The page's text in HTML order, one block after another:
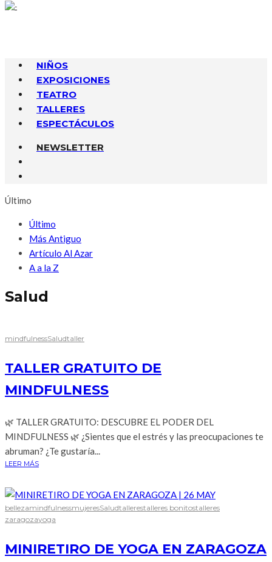
NIÑOS
EXPOSICIONES
TEATRO
TALLERES
ESPECTÁCULOS
NEWSLETTER
Último
Último
Más Antiguo
Artículo Al Azar
A a la Z
Salud
mindfulnessSaludtaller
TALLER GRATUITO DE
MINDFULNESS
🌿 TALLER GRATUITO: DESCUBRE EL PODER DEL
MINDFULNESS 🌿 ¿Sientes que el estrés y las preocupaciones te
abruman? ¿Te gustaría...
LEER MÁS
bellezamindfulnessmujeresSaludtallerestalleres bonitostalleres
zaragozayoga
MINIRETIRO DE YOGA EN ZARAGOZA